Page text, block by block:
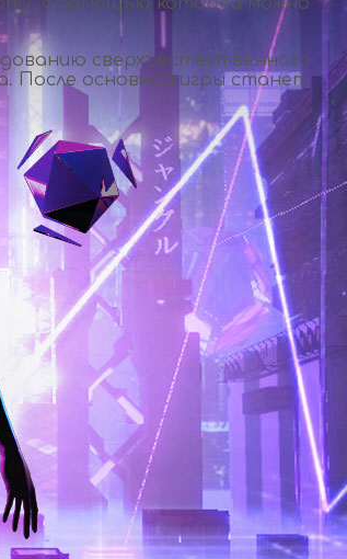
сверхъестественного
После основной игры станет